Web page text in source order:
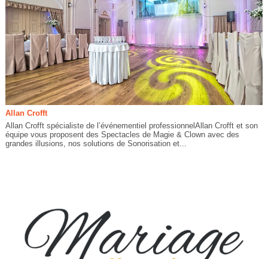
Allan Crofft
Allan Crofft spécialiste de l’événementiel professionnelAllan Crofft et son
équipe vous proposent des Spectacles de Magie & Clown avec des
grandes illusions, nos solutions de Sonorisation et...